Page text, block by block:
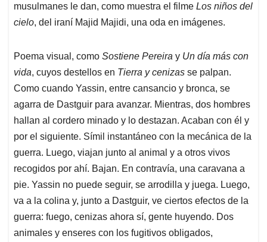
musulmanes le dan, como muestra el filme Los niños del
cielo, del iraní Majid Majidi, una oda en imágenes.
Poema visual, como Sostiene Pereira y Un día más con
vida, cuyos destellos en Tierra y cenizas se palpan.
Como cuando Yassin, entre cansancio y bronca, se
agarra de Dastguir para avanzar. Mientras, dos hombres
hallan al cordero minado y lo destazan. Acaban con él y
por el siguiente. Símil instantáneo con la mecánica de la
guerra. Luego, viajan junto al animal y a otros vivos
recogidos por ahí. Bajan. En contravía, una caravana a
pie. Yassin no puede seguir, se arrodilla y juega. Luego,
va a la colina y, junto a Dastguir, ve ciertos efectos de la
guerra: fuego, cenizas ahora sí, gente huyendo. Dos
animales y enseres con los fugitivos obligados,